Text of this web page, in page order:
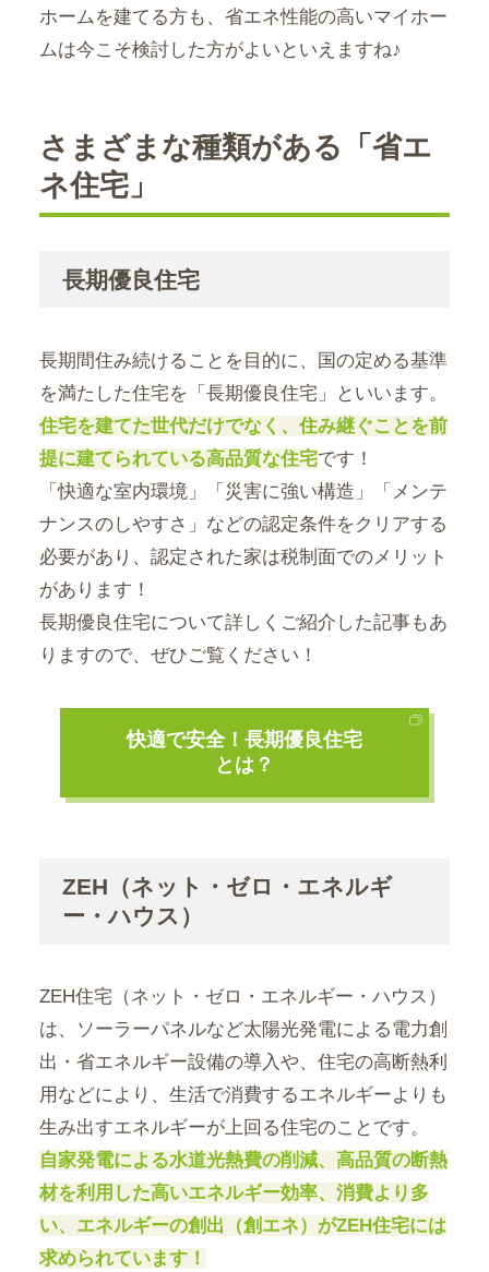
ホームを建てる方も、省エネ性能の高いマイホー
ムは今こそ検討した方がよいといえますね♪
さまざまな種類がある「省エ
ネ住宅」
長期優良住宅
長期間住み続けることを目的に、国の定める基準
を満たした住宅を「長期優良住宅」といいます。
住宅を建てた世代だけでなく、住み継ぐことを前
提に建てられている高品質な住宅です！
「快適な室内環境」「災害に強い構造」「メンテ
ナンスのしやすさ」などの認定条件をクリアする
必要があり、認定された家は税制面でのメリット
があります！
長期優良住宅について詳しくご紹介した記事もあ
りますので、ぜひご覧ください！
快適で安全！長期優良住宅
とは？
ZEH（ネット・ゼロ・エネルギ
ー・ハウス）
ZEH住宅（ネット・ゼロ・エネルギー・ハウス）
は、ソーラーパネルなど太陽光発電による電力創
出・省エネルギー設備の導入や、住宅の高断熱利
用などにより、生活で消費するエネルギーよりも
生み出すエネルギーが上回る住宅のことです。
自家発電による水道光熱費の削減、高品質の断熱
材を利用した高いエネルギー効率、消費より多
い、エネルギーの創出（創エネ）がZEH住宅には
求められています！